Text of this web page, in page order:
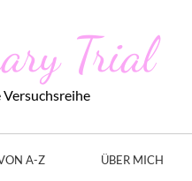
Trial
A-Z ÜBER MICH